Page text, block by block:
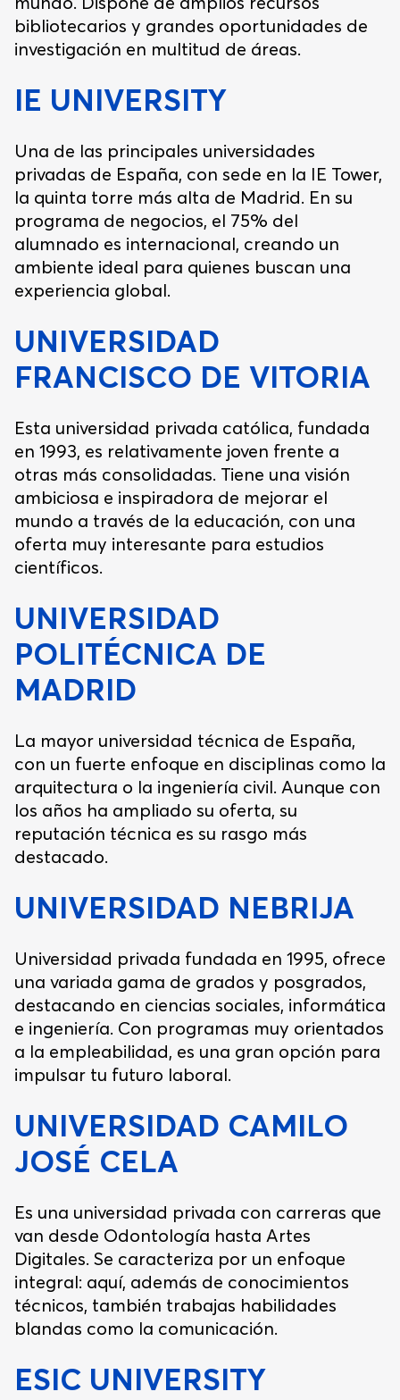
bibliotecarios y grandes oportunidades de
investigación en multitud de áreas.
IE UNIVERSITY
Una de las principales universidades
privadas de España, con sede en la IE Tower,
la quinta torre más alta de Madrid. En su
programa de negocios, el 75% del
alumnado es internacional, creando un
ambiente ideal para quienes buscan una
experiencia global.
UNIVERSIDAD
FRANCISCO DE VITORIA
Esta universidad privada católica, fundada
en 1993, es relativamente joven frente a
otras más consolidadas. Tiene una visión
ambiciosa e inspiradora de mejorar el
mundo a través de la educación, con una
oferta muy interesante para estudios
científicos.
UNIVERSIDAD
POLITÉCNICA DE
MADRID
La mayor universidad técnica de España,
con un fuerte enfoque en disciplinas como la
arquitectura o la ingeniería civil. Aunque con
los años ha ampliado su oferta, su
reputación técnica es su rasgo más
destacado.
UNIVERSIDAD NEBRIJA
Universidad privada fundada en 1995, ofrece
una variada gama de grados y posgrados,
destacando en ciencias sociales, informática
e ingeniería. Con programas muy orientados
a la empleabilidad, es una gran opción para
impulsar tu futuro laboral.
UNIVERSIDAD CAMILO
JOSÉ CELA
Es una universidad privada con carreras que
van desde Odontología hasta Artes
Digitales. Se caracteriza por un enfoque
integral: aquí, además de conocimientos
técnicos, también trabajas habilidades
blandas como la comunicación.
ESIC UNIVERSITY